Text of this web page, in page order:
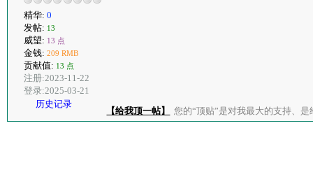
精华: 0
发帖: 13
威望: 13 点
金钱: 209 RMB
贡献值: 13 点
注册:2023-11-22
登录:2025-03-21
历史记录
【给我顶一帖】 您的“顶贴”是对我最大的支持、